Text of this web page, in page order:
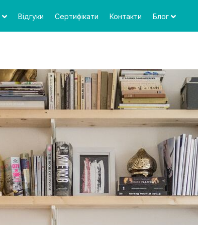
Відгуки Сертифікати Контакти Блог